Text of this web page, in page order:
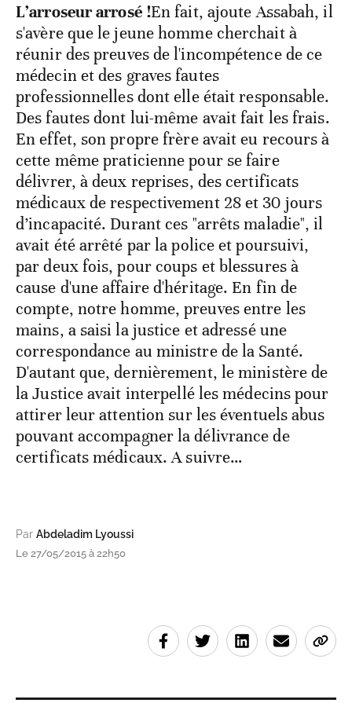
L’arroseur arrosé !En fait, ajoute Assabah, il
s'avère que le jeune homme cherchait à
réunir des preuves de l'incompétence de ce
médecin et des graves fautes
professionnelles dont elle était responsable.
Des fautes dont lui-même avait fait les frais.
En effet, son propre frère avait eu recours à
cette même praticienne pour se faire
délivrer, à deux reprises, des certificats
médicaux de respectivement 28 et 30 jours
d’incapacité. Durant ces "arrêts maladie", il
avait été arrêté par la police et poursuivi,
par deux fois, pour coups et blessures à
cause d'une affaire d'héritage. En fin de
compte, notre homme, preuves entre les
mains, a saisi la justice et adressé une
correspondance au ministre de la Santé.
D'autant que, dernièrement, le ministère de
la Justice avait interpellé les médecins pour
attirer leur attention sur les éventuels abus
pouvant accompagner la délivrance de
certificats médicaux. A suivre…
Par Abdeladim Lyoussi
Le 27/05/2015 à 22h50